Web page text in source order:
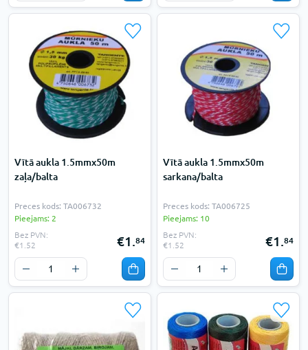
Vītā aukla 1.5mmx50m
zaļa/balta
Preces kods: TA006732
Pieejams: 2
Bez PVN:
€1.52
€1.84
Vītā aukla 1.5mmx50m
sarkana/balta
Preces kods: TA006725
Pieejams: 10
Bez PVN:
€1.52
€1.84